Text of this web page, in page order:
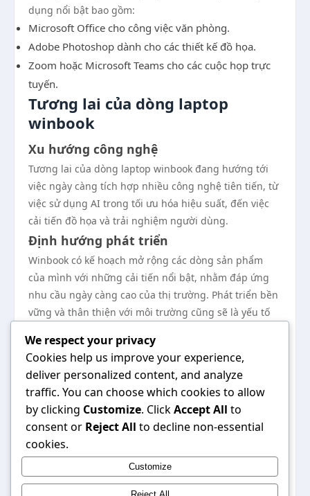
dụng nổi bật bao gồm:
Microsoft Office cho công việc văn phòng.
Adobe Photoshop dành cho các thiết kế đồ họa.
Zoom hoặc Microsoft Teams cho các cuộc họp trực
tuyến.
Tương lai của dòng laptop
winbook
Xu hướng công nghệ
Tương lai của dòng laptop winbook đang hướng tới
việc ngày càng tích hợp nhiều công nghệ tiên tiến, từ
việc sử dụng AI trong tối ưu hóa hiệu suất, đến việc
cải tiến đồ họa và trải nghiệm người dùng.
Định hướng phát triển
Winbook có kế hoạch mở rộng các dòng sản phẩm
của mình với những cải tiến nổi bật, nhằm đáp ứng
nhu cầu ngày càng cao của thị trường. Phát triển bền
vững và thân thiện với môi trường cũng sẽ là yếu tố
hiệu này.
Các dự đoán từ chuyên gia
Các chuyên gia trong ngành công nghệ dự đoán rằng
winbook sẽ trở thành một trong những thương hiệu
hàng đầu trong phân khúc laptop tại Việt Nam và khu
vực Đông Nam Á, nhờ vào chất lượng sản phẩm và
dịch vụ khách hàng nổi bật. Sự chú trọng vào đổi mới
công nghệ và phản hồi từ người tiêu dùng sẽ giúp
winbook không ngừng phát triển trong tương lai.
We respect your privacy
Cookies help us improve your experience,
deliver personalized content, and analyze
traffic. You can choose which cookies to allow
by clicking Customize. ClickAccept All to
consent or Reject All to decline non-essential
cookies.
Customize